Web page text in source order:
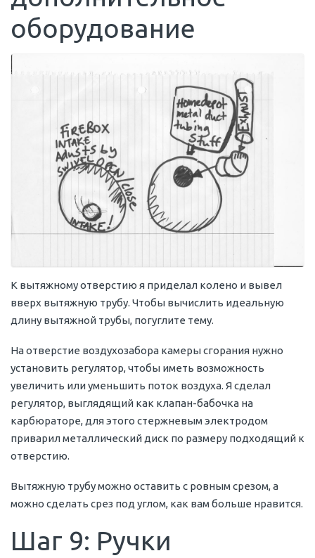
оборудование
К вытяжному отверстию я приделал колено и вывел
вверх вытяжную трубу. Чтобы вычислить идеальную
длину вытяжной трубы, погуглите тему.
На отверстие воздухозабора камеры сгорания нужно
установить регулятор, чтобы иметь возможность
увеличить или уменьшить поток воздуха. Я сделал
регулятор, выглядящий как клапан-бабочка на
карбюраторе, для этого стержневым электродом
приварил металлический диск по размеру подходящий к
отверстию.
Вытяжную трубу можно оставить с ровным срезом, а
можно сделать срез под углом, как вам больше нравится.
Шаг 9: Ручки